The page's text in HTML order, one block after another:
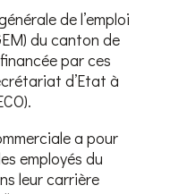
de l’emploi
du canton de
par ces
d’Etat à
a pour
employés du
leur carrière